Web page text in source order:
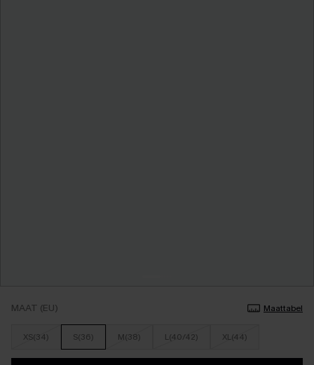
MAAT (EU) Maattabel
XS(34) S(36) M(38) L(40/42) XL(44)